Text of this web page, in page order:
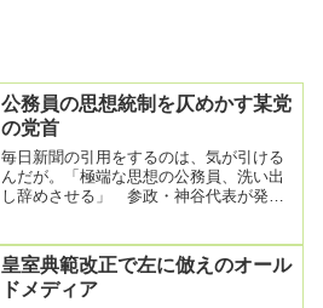
公務員の思想統制を仄めかす某党
の党首
毎日新聞の引用をするのは、気が引ける
んだが。「極端な思想の公務員、洗い出
し辞めさせる」 参政・神谷代表が発言
皇室典範改正で左に倣えのオール
ドメディア